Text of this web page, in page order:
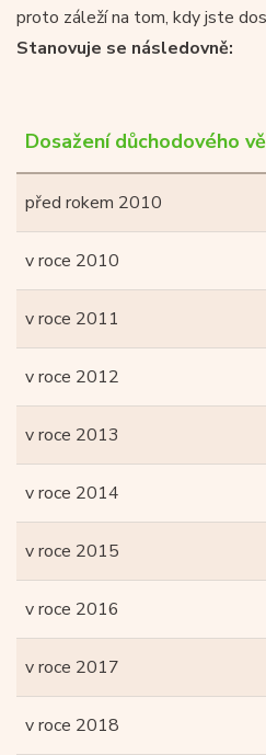
proto záleží na tom, kdy jste
Stanovuje se následovně:
Dosažení důchodového
před rokem 2010
v roce 2010
v roce 2011
v roce 2012
v roce 2013
v roce 2014
v roce 2015
v roce 2016
v roce 2017
v roce 2018